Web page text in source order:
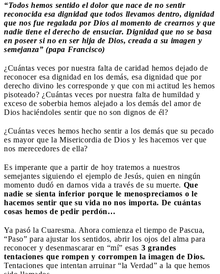
“Todos hemos sentido el dolor que nace de no sentir
reconocida esa dignidad que todos llevamos dentro, dignidad
que nos fue regalada por Dios al momento de crearnos y que
nadie tiene el derecho de ensuciar. Dignidad que no se basa
en poseer si no en ser hija de Dios, creada a su imagen y
semejanza” (papa Francisco)
¿Cuántas veces por nuestra falta de caridad hemos dejado de
reconocer esa dignidad en los demás, esa dignidad que por
derecho divino les corresponde y que con mi actitud les hemos
pisoteado? ¿Cuántas veces por nuestra falta de humildad y
exceso de soberbia hemos alejado a los demás del amor de
Dios haciéndoles sentir que no son dignos de él?
¿Cuántas veces hemos hecho sentir a los demás que su pecado
es mayor que la Misericordia de Dios y les hacemos ver que
nos merecedores de ella?
Es imperante que a partir de hoy tratemos a nuestros
semejantes siguiendo el ejemplo de Jesús, quien en ningún
momento dudó en darnos vida a través de su muerte. Que
nadie se sienta inferior porque le menospreciamos o le
hacemos sentir que su vida no nos importa. De cuántas
cosas hemos de pedir perdón…
Ya pasó la Cuaresma. Ahora comienza el tiempo de Pascua,
“Paso” para ajustar los sentidos, abrir los ojos del alma para
reconocer y desenmascarar en “mí” esas 3 grandes
tentaciones que rompen y corrompen la imagen de Dios.
Tentaciones que intentan arruinar “la Verdad” a la que hemos